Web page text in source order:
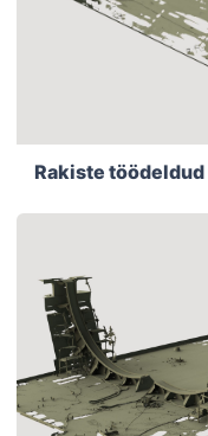
Rakiste töödeldud